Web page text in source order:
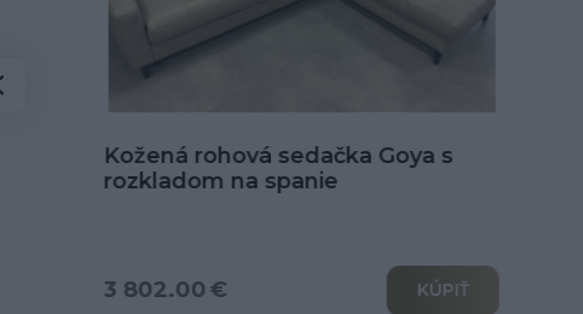
Kožená rohová sedačka Goya s
rozkladom na spanie
3 802.00 € KÚPIŤ